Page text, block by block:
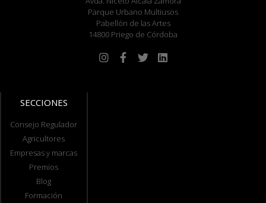
Parque Urbano Multiusos
Pabellón de las Artes
14800 Priego de Córdoba
SECCIONES
Consejo Regulador
Agricultores
Empresas y marcas
Premios
Blog
Formación